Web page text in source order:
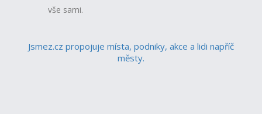
vše sami.
Jsmez.cz propojuje místa, podniky, akce a lidi napříč
městy.